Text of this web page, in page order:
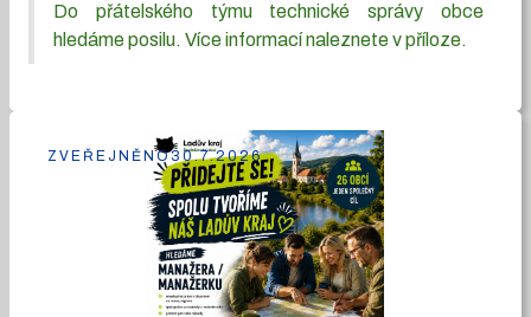
Do přátelského týmu technické správy obce
hledáme posilu. Více informací naleznete v příloze.
ZVEŘEJNĚNO30.7.2026